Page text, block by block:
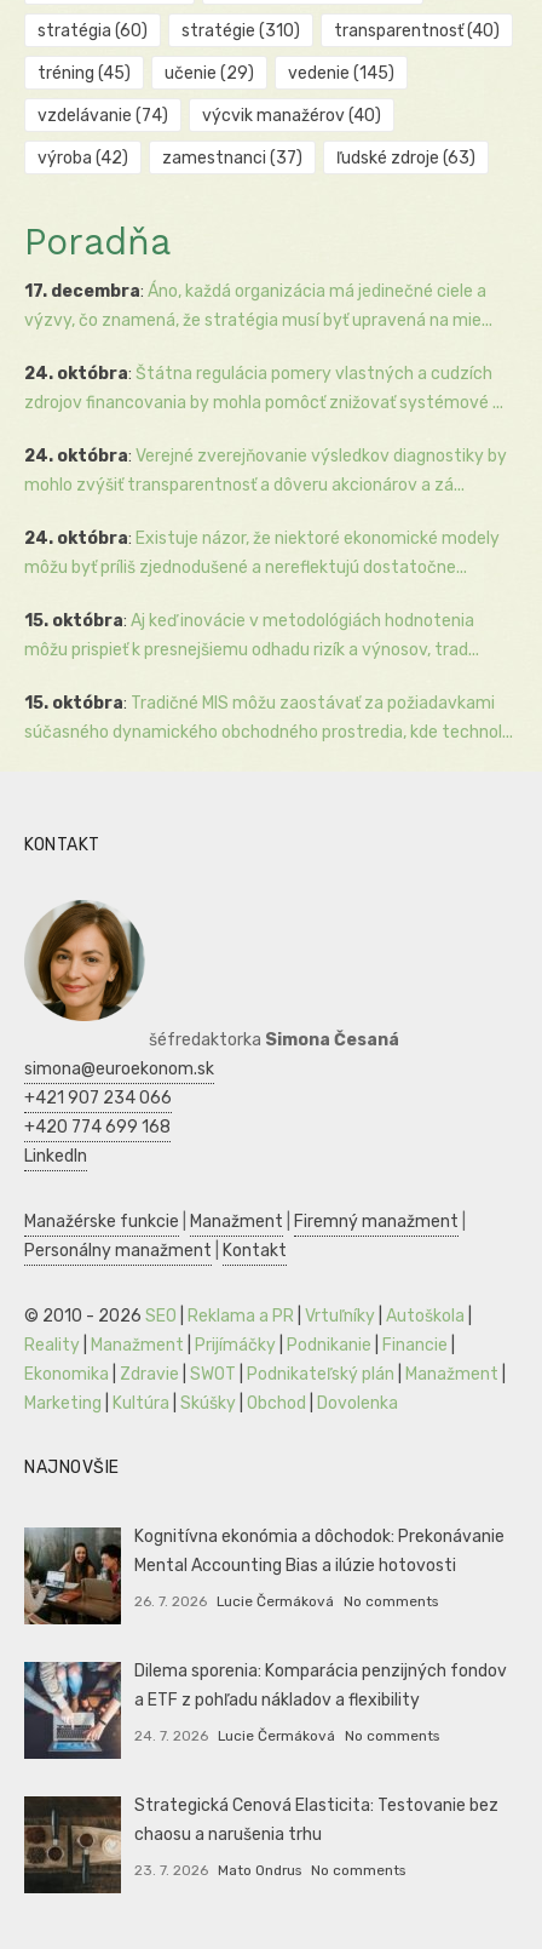
stratégia (60) stratégie (310) transparentnosť(40)
tréning (45) učenie (29) vedenie (145)
vzdelávanie (74) výcvik manažérov(40)
výroba (42) zamestnanci (37) ľudské zdroje (63)
Poradňa
17. decembra: Áno, každá organizácia má jedinečné ciele a
výzvy, čo znamená, že stratégia musí byť upravená na mie...
24. októbra: Štátna regulácia pomery vlastných a cudzích
zdrojov financovania by mohla pomôcť znižovať systémové ...
24. októbra: Verejné zverejňovanie výsledkov diagnostiky by
mohlo zvýšiť transparentnosť a dôveru akcionárov a zá...
24. októbra: Existuje názor, že niektoré ekonomické modely
môžu byť príliš zjednodušené a nereflektujú dostatočne...
15. októbra: Aj keď inovácie v metodológiách hodnotenia
môžu prispieť k presnejšiemu odhadu rizík a výnosov, trad...
15. októbra: Tradičné MIS môžu zaostávať za požiadavkami
súčasného dynamického obchodného prostredia, kde technol...
KONTAKT
šéfredaktorka Simona Česaná
simona@euroekonom.sk
+421 907 234 066
+420 774 699 168
LinkedIn
Manažérske funkcie Manažment Firemný manažment
Personálny manažment
Kontakt
© 2010 - 2026 SEO Reklama a PR Vrtuľníky Autoškola
Reality
Manažment Prijímáčky Podnikanie Financie
Ekonomika
Zdravie SWOT Podnikateľský plán Manažment
Marketing
Kultúra Skúšky Obchod Dovolenka
NAJNOVŠIE
Kognitívna ekonómia a dôchodok: Prekonávanie
Mental Accounting Bias a ilúzie hotovosti
26. 7. 2026 Lucie Čermáková No comments
Dilema sporenia: Komparácia penzijných fondov
a ETF z pohľadu nákladov a flexibility
24. 7. 2026 Lucie Čermáková No comments
Strategická Cenová Elasticita: Testovanie bez
chaosu a narušenia trhu
23. 7. 2026 Mato Ondrus No comments